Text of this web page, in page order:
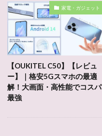
家電・ガジェット
【OUKITEL C50】【レビュ
ー】｜格安5Gスマホの最適
解！大画面・高性能でコスパ
最強